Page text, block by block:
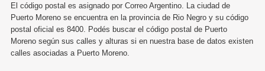
El código postal es asignado por Correo Argentino. La ciudad de
Puerto Moreno se encuentra en la provincia de Rio Negro y su código
postal oficial es 8400. Podés buscar el código postal de Puerto
Moreno según sus calles y alturas si en nuestra base de datos existen
calles asociadas a Puerto Moreno.